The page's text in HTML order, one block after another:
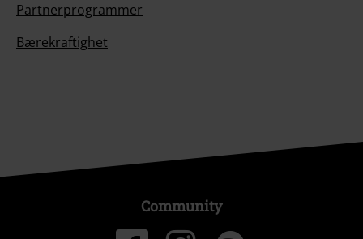
Partnerprogrammer
Bærekraftighet
Community